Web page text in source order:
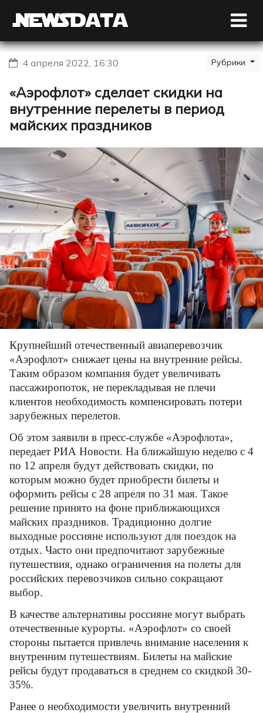
4 апреля 2022, 16:30 Рубрики
«Аэрофлот» сделает скидки на
внутренние перелеты в период
майских праздников
Крупнейший отечественный авиаперевозчик
«Аэрофлот» снижает цены на внутренние рейсы.
Таким образом компания будет увеличивать
пассажиропоток, не перекладывая не плечи
клиентов необходимость компенсировать потери
зарубежных перелетов.
Об этом заявили в пресс-службе «Аэрофлота»,
передает РИА Новости. На ближайшую неделю с 4
по 12 апреля будут действовать скидки, по
которым можно будет приобрести билеты и
оформить рейсы с 28 апреля по 31 мая. Такое
решение принято на фоне приближающихся
майских праздников. Традиционно долгие
выходные россияне используют для поездок на
отдых. Часто они предпочитают зарубежные
путешествия, однако ограничения на полеты для
российских перевозчиков сильно сокращают
выбор.
В качестве альтернативы россияне могут выбрать
отечественные курорты. «Аэрофлот» со своей
стороны пытается привлечь внимание населения к
внутренним путешествиям. Билеты на майские
рейсы будут продаваться в среднем со скидкой 30-
35%.
Ранее о необходимости увеличить внутренний